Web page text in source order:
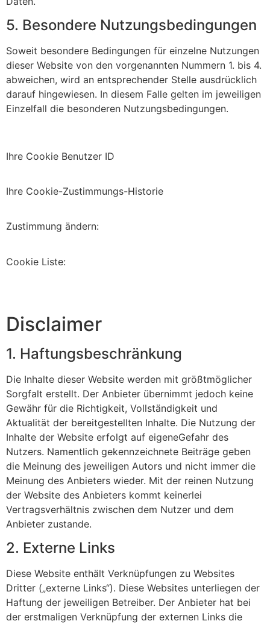
5. Besondere Nutzungsbedingungen
Soweit besondere Bedingungen für einzelne Nutzungen
dieser Website von den vorgenannten Nummern 1. bis 4.
abweichen, wird an entsprechender Stelle ausdrücklich
darauf hingewiesen. In diesem Falle gelten im jeweiligen
Einzelfall die besonderen Nutzungsbedingungen.
Ihre Cookie Benutzer ID
Ihre Cookie-Zustimmungs-Historie
Zustimmung ändern:
Cookie Liste:
Disclaimer
1. Haftungsbeschränkung
Die Inhalte dieser Website werden mit größtmöglicher
Sorgfalt erstellt. Der Anbieter übernimmt jedoch keine
Gewähr für die Richtigkeit, Vollständigkeit und
Aktualität der bereitgestellten Inhalte. Die Nutzung der
Inhalte der Website erfolgt auf eigeneGefahr des
Nutzers. Namentlich gekennzeichnete Beiträge geben
die Meinung des jeweiligen Autors und nicht immer die
Meinung des Anbieters wieder. Mit der reinen Nutzung
der Website des Anbieters kommt keinerlei
Vertragsverhältnis zwischen dem Nutzer und dem
Anbieter zustande.
2. Externe Links
Diese Website enthält Verknüpfungen zu Websites
Dritter („externe Links“). Diese Websites unterliegen der
Haftung der jeweiligen Betreiber. Der Anbieter hat bei
der erstmaligen Verknüpfung der externen Links die